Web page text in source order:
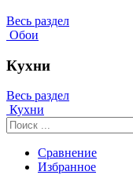
Весь раздел
Обои
Кухни
Весь раздел
Кухни
Сравнение
Избранное